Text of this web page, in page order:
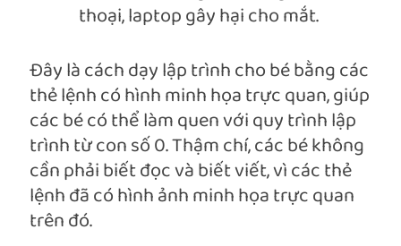
thoại, laptop gây hại cho mắt.
Đây là cách dạy lập trình cho bé bằng các
thẻ lệnh có hình minh họa trực quan, giúp
các bé có thể làm quen với quy trình lập
trình từ con số 0. Thậm chí, các bé không
cần phải biết đọc và biết viết, vì các thẻ
lệnh đã có hình ảnh minh họa trực quan
trên đó.